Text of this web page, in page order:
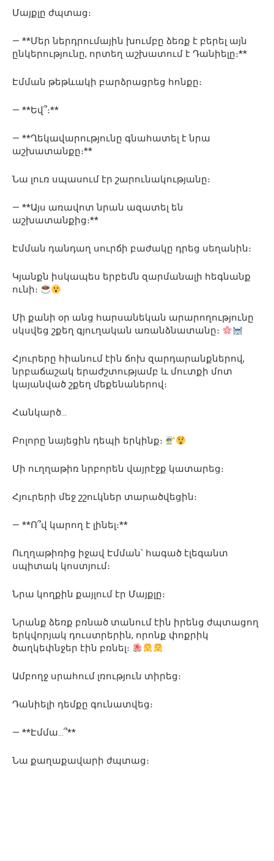
Մայքլը ժպտաց։
— **Մեր ներդրումային խումբը ձեռք է բերել այն
ընկերությունը, որտեղ աշխատում է Դանիելը։**
Էմման թեթևակի բարձրացրեց հոնքը։
— **Եվ՞։**
— **Ղեկավարությունը գնահատել է նրա
աշխատանքը։**
Նա լուռ սպասում էր շարունակությանը։
— **Այս առավոտ նրան ազատել են
աշխատանքից։**
Էմման դանդաղ սուրճի բաժակը դրեց սեղանին։
Կյանքն իսկապես երբեմն զարմանալի հեգնանք
ունի։
Մի քանի օր անց հարսանեկան արարողությունը
սկսվեց շքեղ գյուղական առանձնատանը։
Հյուրերը հիանում էին ճոխ զարդարանքներով,
նրբաճաշակ երաժշտությամբ և մուտքի մոտ
կայանված շքեղ մեքենաներով։
Հանկարծ…
Բոլորը նայեցին դեպի երկինք։
Մի ուղղաթիռ նրբորեն վայրէջք կատարեց։
Հյուրերի մեջ շշուկներ տարածվեցին։
— **Ո՞վ կարող է լինել։**
Ուղղաթիռից իջավ Էմման՝ հագած էլեգանտ
սպիտակ կոստյում։
Նրա կողքին քայլում էր Մայքլը։
Նրանք ձեռք բռնած տանում էին իրենց ժպտացող
երկվորյակ դուստրերին, որոնք փոքրիկ
ծաղկեփնջեր էին բռնել։
Ամբողջ սրահում լռություն տիրեց։
Դանիելի դեմքը գունատվեց։
— **Էմմա…՞**
Նա քաղաքավարի ժպտաց։